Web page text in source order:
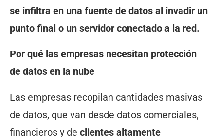
se infiltra en una fuente de datos al invadir un
punto final o un servidor conectado a la red.
Por qué las empresas necesitan protección
de datos en la nube
Las empresas recopilan cantidades masivas
de datos, que van desde datos comerciales,
financieros y de clientes altamente